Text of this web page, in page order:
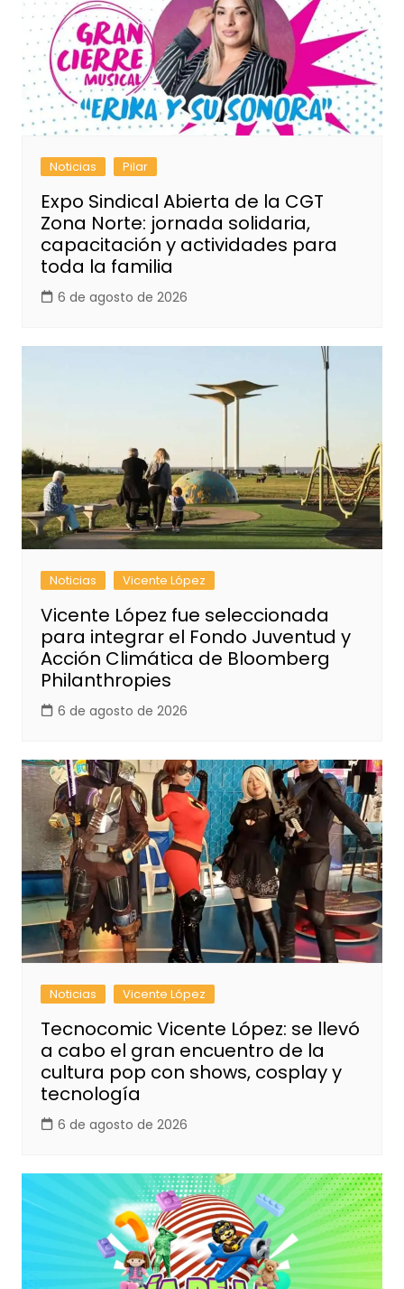
Noticias Pilar
Expo Sindical Abierta de la CGT
Zona Norte: jornada solidaria,
capacitación y actividades para
toda la familia
6 de agosto de 2026
Noticias Vicente López
Vicente López fue seleccionada
para integrar el Fondo Juventud y
Acción Climática de Bloomberg
Philanthropies
6 de agosto de 2026
Noticias Vicente López
Tecnocomic Vicente López: se llevó
a cabo el gran encuentro de la
cultura pop con shows, cosplay y
tecnología
6 de agosto de 2026